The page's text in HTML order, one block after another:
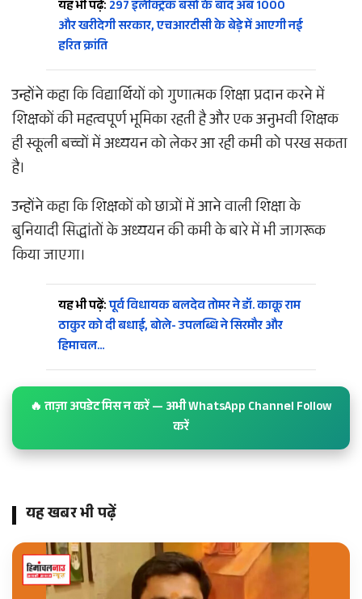
यह भी पढ़ें: 297 इलेक्ट्रिक बसों के बाद अब 1000
और खरीदेगी सरकार, एचआरटीसी के बेड़े में आएगी नई
हरित क्रांति
उन्होंने कहा कि विद्यार्थियों को गुणात्मक शिक्षा प्रदान करने में
शिक्षकों की महत्वपूर्ण भूमिका रहती है और एक अनुभवी शिक्षक
ही स्कूली बच्चों में अध्ययन को लेकर आ रही कमी को परख सकता
है।
उन्होंने कहा कि शिक्षकों को छात्रों में आने वाली शिक्षा के
बुनियादी सिद्धांतों के अध्ययन की कमी के बारे में भी जागरूक
किया जाएगा।
यह भी पढ़ें:पूर्व विधायक बलदेव तोमर ने डॉ. काकू राम
ठाकुर को दी बधाई, बोले- उपलब्धि ने सिरमौर और
हिमाचल…
🔥 ताज़ा अपडेट मिस न करें — अभी WhatsApp Channel Follow
करें
यह खबर भी पढ़ें